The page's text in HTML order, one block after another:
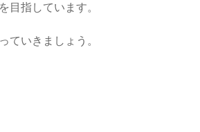
目指しています。
ていきましょう。